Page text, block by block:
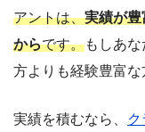
アントは、実績が豊
からです。もしあ
方よりも経験豊富な
実績を積むなら、